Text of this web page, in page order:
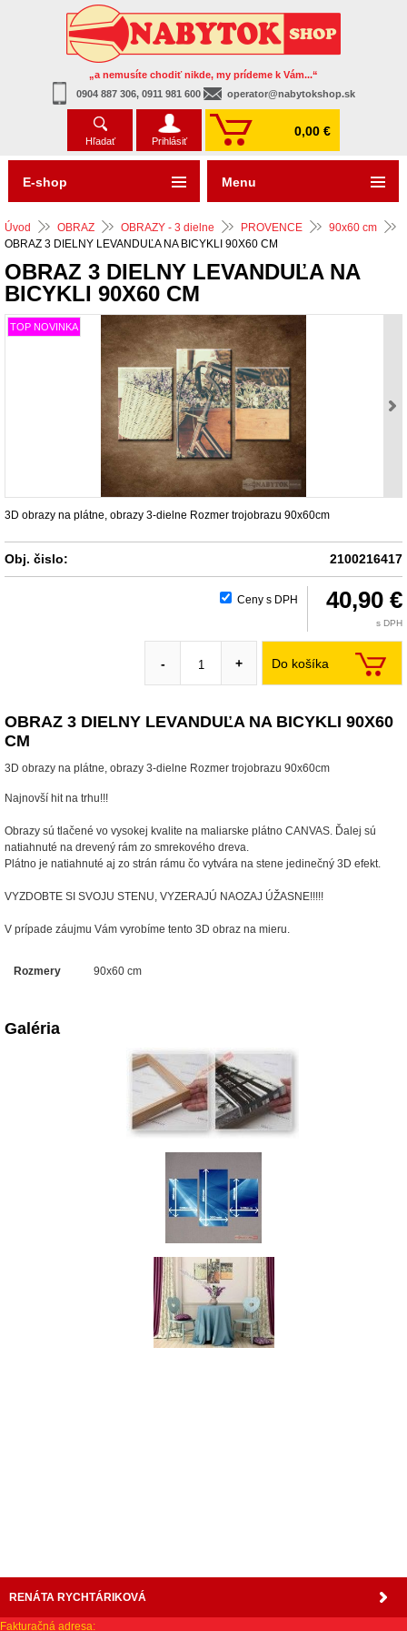
„a nemusíte chodiť nikde, my prídeme k Vám...“
0904 887 306, 0911 981 600
operator@nabytokshop.sk
Hľadať Prihlásiť
0,00 €
Úvod OBRAZ OBRAZY - 3 dielne PROVENCE
90x60 cm
OBRAZ 3 DIELNY LEVANDUĽA NA BICYKLI 90X60 CM
OBRAZ 3 DIELNY LEVANDUĽA NA
BICYKLI 90X60 CM
TOP NOVINKA
3D obrazy na plátne, obrazy 3-dielne Rozmer trojobrazu 90x60cm
Obj. čislo: 2100216417
Ceny s DPH 40,90 €
s DPH
Do košíka
- +
OBRAZ 3 DIELNY LEVANDUĽA NA BICYKLI 90X60
CM
3D obrazy na plátne, obrazy 3-dielne Rozmer trojobrazu 90x60cm
Najnovší hit na trhu!!!
Obrazy sú tlačené vo vysokej kvalite na maliarske plátno CANVAS. Ďalej sú
natiahnuté na drevený rám zo smrekového dreva.
Plátno je natiahnuté aj zo strán rámu čo vytvára na stene jedinečný 3D efekt.
VYZDOBTE SI SVOJU STENU, VYZERAJÚ NAOZAJ ÚŽASNE!!!!!
V prípade záujmu Vám vyrobíme tento 3D obraz na mieru.
Rozmery 90x60 cm
Galéria
RENÁTA RYCHTÁRIKOVÁ
Fakturačná adresa:
E-shop Menu